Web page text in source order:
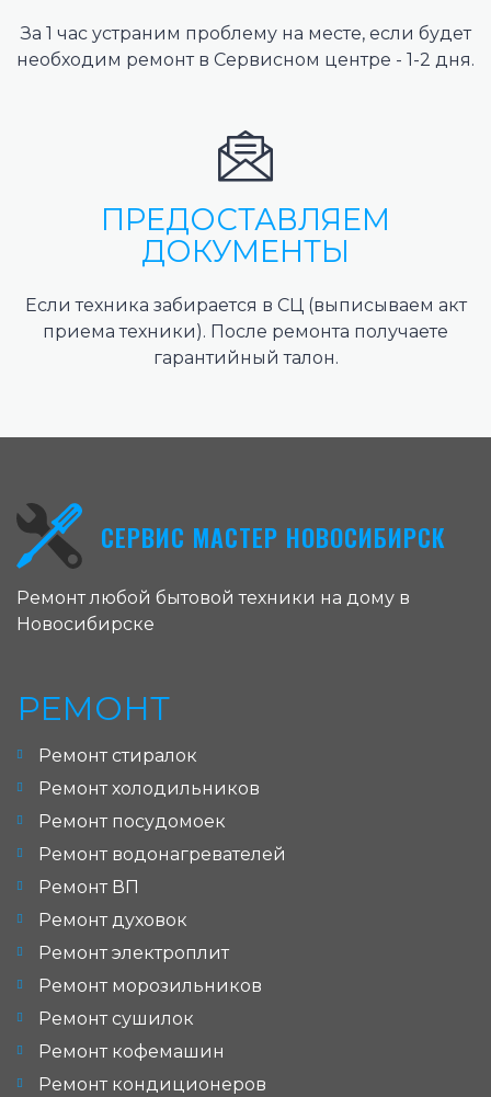
За 1 час устраним проблему на месте, если будет
необходим ремонт в Сервисном центре - 1-2 дня.
ПРЕДОСТАВЛЯЕМ
ДОКУМЕНТЫ
Если техника забирается в СЦ (выписываем акт
приема техники). После ремонта получаете
гарантийный талон.
СЕРВИС МАСТЕР НОВОСИБИРСК
Ремонт любой бытовой техники на дому в
Новосибирске
РЕМОНТ
Ремонт стиралок
Ремонт холодильников
Ремонт посудомоек
Ремонт водонагревателей
Ремонт ВП
Ремонт духовок
Ремонт электроплит
Ремонт морозильников
Ремонт сушилок
Ремонт кофемашин
Ремонт кондиционеров